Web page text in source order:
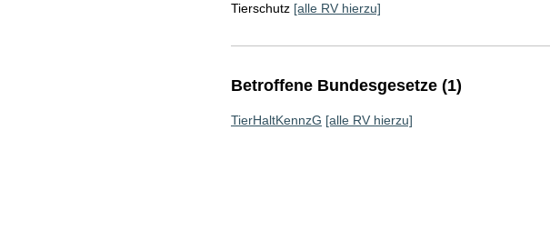
Tierschutz [alle RV hierzu]
Betroffene Bundesgesetze (1)
TierHaltKennzG [alle RV hierzu]